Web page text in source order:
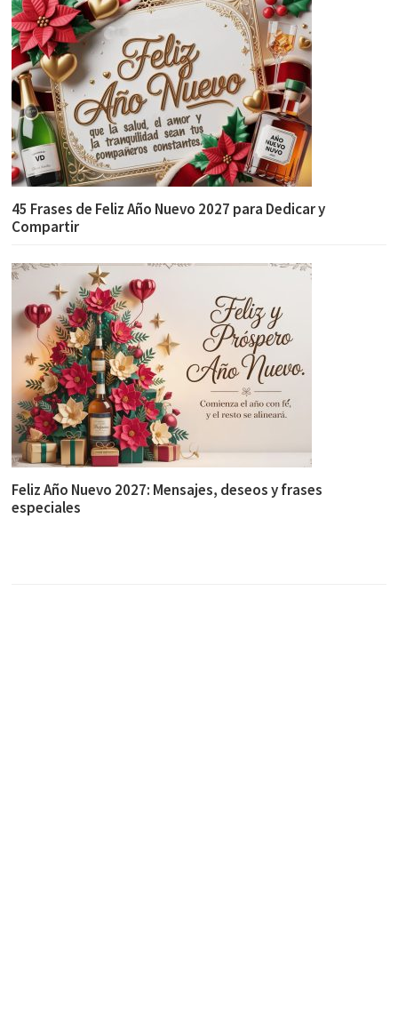
45 Frases de Feliz Año Nuevo 2027 para Dedicar y
Compartir
Feliz Año Nuevo 2027: Mensajes, deseos y frases
especiales